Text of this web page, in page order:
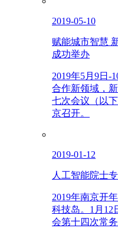
2019-05-10
赋能城市智慧
成功举办
2019年5月9日-
合作新领域，
七次会议（以
京召开。
2019-01-12
人工智能院士
2019年南京开
科技岛。1月12
会第十四次常